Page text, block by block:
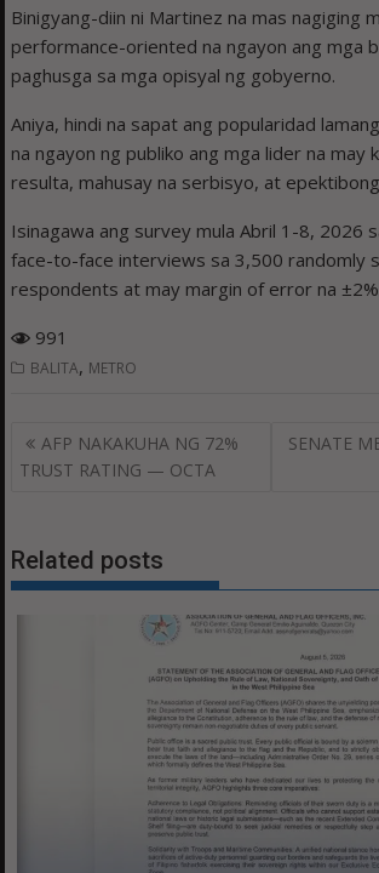
Binigyang-diin ni Martinez na mas nagiging
performance-oriented na ngayon ang mga
paghusga sa mga opisyal ng gobyerno.
Aniya, hindi na sapat ang popularidad
na ngayon ng publiko ang mga lider na may
resulta, mahusay na serbisyo, at
Isinagawa ang survey mula Abril 1-8, 2026
face-to-face interviews sa 3,500 randomly
respondents at may margin of error na
991
BALITA, METRO
Post
navigation
AFP NAKAKUHA NG 72%
TRUST RATING — OCTA
SENATE
Related posts